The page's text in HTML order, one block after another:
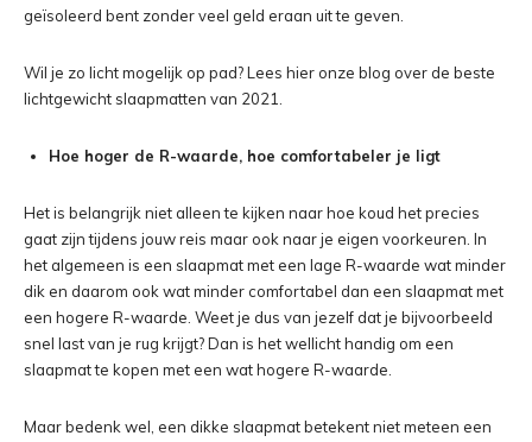
geïsoleerd bent zonder veel geld eraan uit te geven.
Wil je zo licht mogelijk op pad? Lees hier onze blog over de beste
lichtgewicht slaapmatten van 2021.
Hoe hoger de R-waarde, hoe comfortabeler je ligt
Het is belangrijk niet alleen te kijken naar hoe koud het precies
gaat zijn tijdens jouw reis maar ook naar je eigen voorkeuren. In
het algemeen is een slaapmat met een lage R-waarde wat minder
dik en daarom ook wat minder comfortabel dan een slaapmat met
een hogere R-waarde. Weet je dus van jezelf dat je bijvoorbeeld
snel last van je rug krijgt? Dan is het wellicht handig om een
slaapmat te kopen met een wat hogere R-waarde.
Maar bedenk wel, een dikke slaapmat betekent niet meteen een